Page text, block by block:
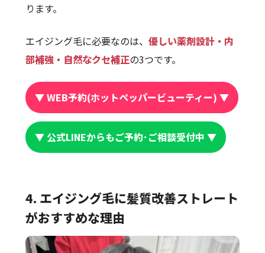
ります。
エイジング毛に必要なのは、 優しい薬剤設計・内
部補強・自然なクセ補正の3つです。
▼ WEB予約(ホットペッパービューティー) ▼
▼ 公式LINEからもご予約･ご相談受付中 ▼
4. エイジング毛に髪質改善ストレート
がおすすめな理由